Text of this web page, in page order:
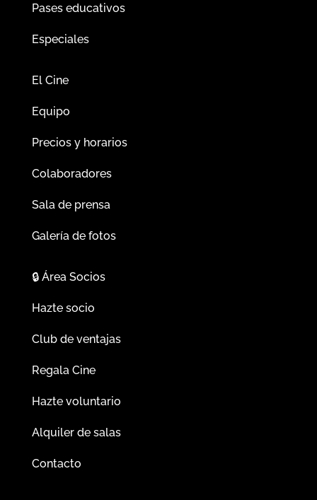
Pases educativos
Especiales
El Cine
Equipo
Precios y horarios
Colaboradores
Sala de prensa
Galería de fotos
🔒Área Socios
Hazte socio
Club de ventajas
Regala Cine
Hazte voluntario
Alquiler de salas
Contacto